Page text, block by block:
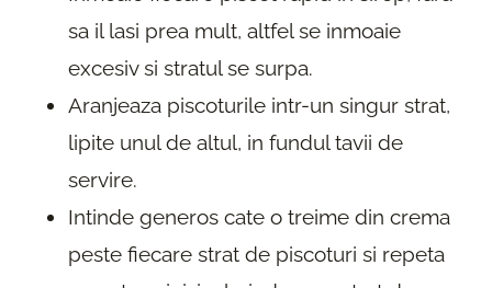
sa il lasi prea mult, altfel se inmoaie
excesiv si stratul se surpa.
Aranjeaza piscoturile intr-un singur strat,
lipite unul de altul, in fundul tavii de
servire.
Intinde generos cate o treime din crema
peste fiecare strat de piscoturi si repeta